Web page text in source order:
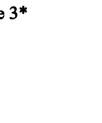
3*